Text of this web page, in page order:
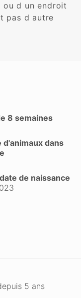
ou d un endroit
pas d autre
8 semaines
d'animaux dans
de naissance
5 ans